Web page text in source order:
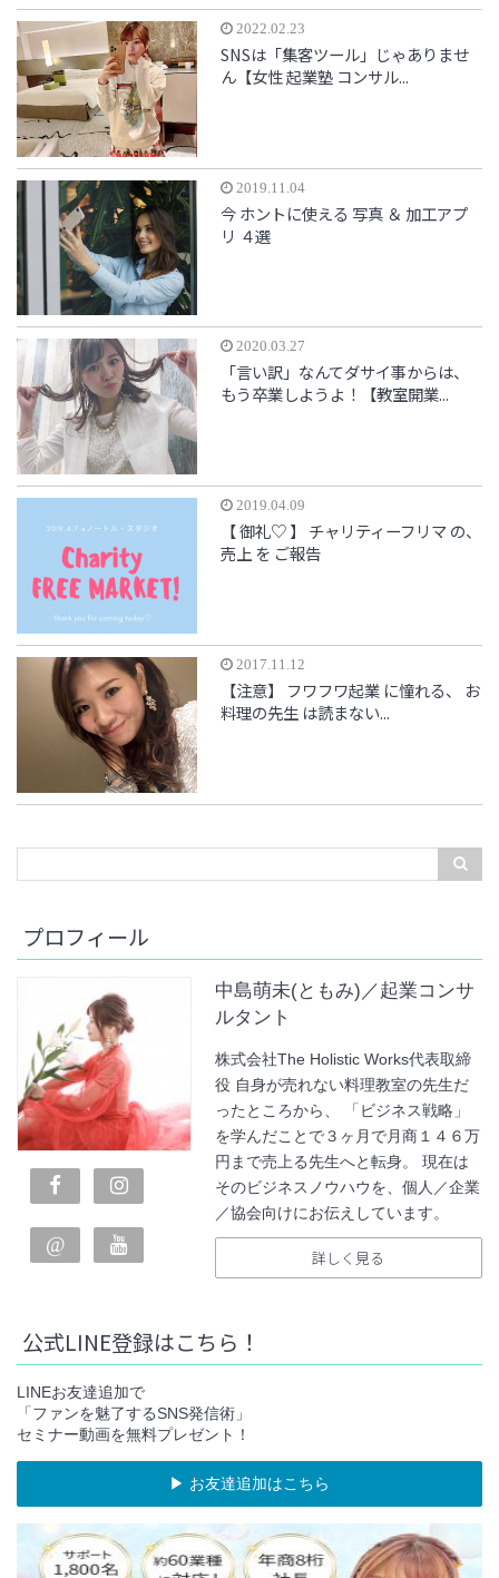
2022.02.23
SNSは「集客ツール」じゃありませ
ん【女性 起業塾 コンサル...
2019.11.04
今 ホントに使える 写真 ＆ 加工アプ
リ ４選
2020.03.27
「言い訳」なんてダサイ事からは、
もう卒業しようよ！【教室開業...
2019.04.09
【 御礼♡ 】 チャリティーフリマ の、
売上 を ご報告
2017.11.12
【注意】 フワフワ起業 に憧れる、 お
料理の先生 は読まない...
プロフィール
中島萌未(ともみ)／起業コンサ
ルタント
株式会社The Holistic Works代表取締
役 自身が売れない料理教室の先生だ
ったところから、 「ビジネス戦略」
を学んだことで３ヶ月で月商１４６万
円まで売上る先生へと転身。 現在は
そのビジネスノウハウを、個人／企業
／協会向けにお伝えしています。
詳しく見る
公式LINE登録はこちら！
LINEお友達追加で
「ファンを魅了するSNS発信術」
セミナー動画を無料プレゼント！
▶︎ お友達追加はこちら